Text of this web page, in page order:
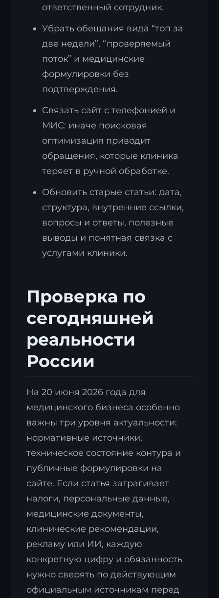
ответственный сотрудник.
Убрать обещания вида “топ за
две недели”, “проверяемый
поток” и медицинские
формулировки без
подтверждения.
Связать сайт с телефонией и
МИС: иначе поисковая
оптимизация приводит
обращения, которые клиника
теряет в ручной обработке.
Обновить старые статьи: дата,
структура, внутренние ссылки,
вопросы и ответы, полезные
выводы и понятная связка с
услугами клиники.
Проверка по
сегодняшней
реальности
России
На 20 июня 2026 года для
медицинского бизнеса особенно
важны три уровня актуальности:
нормативные источники,
техническое состояние контура и
публичные формулировки на
сайте. Если статья затрагивает
налоги, персональные данные,
медицинские документы,
клинические рекомендации,
рекламу или ИИ, каждую
конкретную цифру и обязанность
нужно сверять по действующим
официальным источникам перед